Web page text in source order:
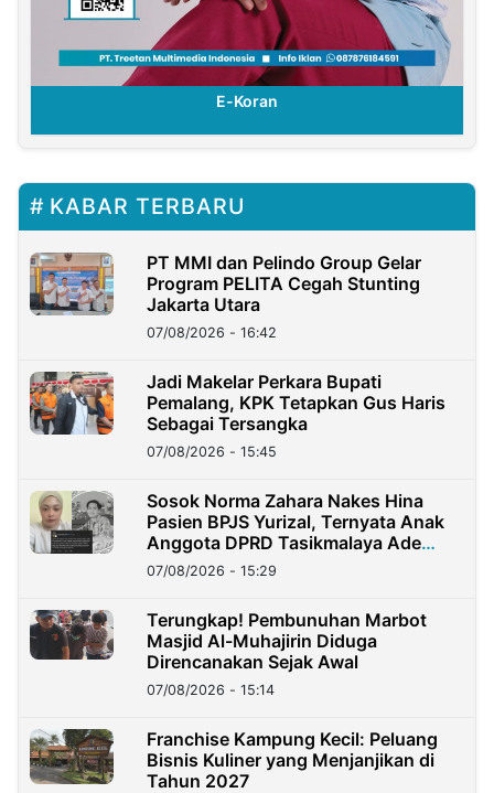
E-Koran
KABAR TERBARU
PT MMI dan Pelindo Group Gelar
Program PELITA Cegah Stunting
Jakarta Utara
07/08/2026 - 16:42
Jadi Makelar Perkara Bupati
Pemalang, KPK Tetapkan Gus Haris
Sebagai Tersangka
07/08/2026 - 15:45
Sosok Norma Zahara Nakes Hina
Pasien BPJS Yurizal, Ternyata Anak
Anggota DPRD Tasikmalaya Ade
Lukman
07/08/2026 - 15:29
Terungkap! Pembunuhan Marbot
Masjid Al-Muhajirin Diduga
Direncanakan Sejak Awal
07/08/2026 - 15:14
Franchise Kampung Kecil: Peluang
Bisnis Kuliner yang Menjanjikan di
Tahun 2027